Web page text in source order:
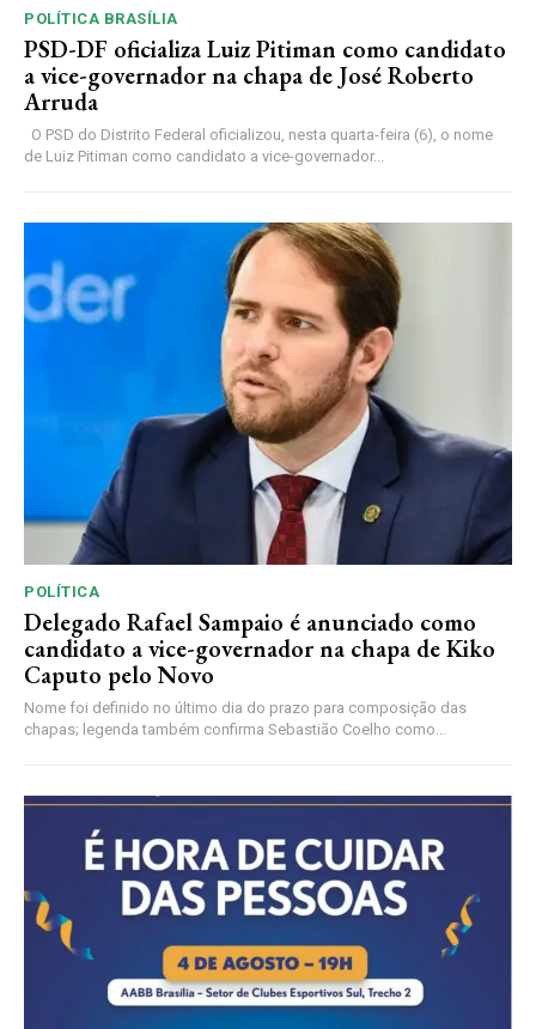
POLÍTICA BRASÍLIA
PSD-DF oficializa Luiz Pitiman como candidato
a vice-governador na chapa de José Roberto
Arruda
de Luiz Pitiman como candidato a vice-governador...
POLÍTICA
Delegado Rafael Sampaio é anunciado como
candidato a vice-governador na chapa de Kiko
Caputo pelo Novo
Nome foi definido no último dia do prazo para composição das
chapas; legenda também confirma Sebastião Coelho como...